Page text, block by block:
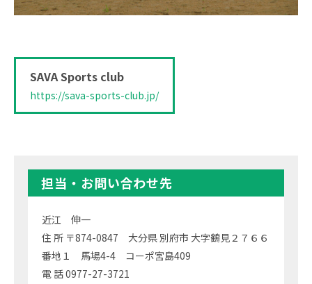
SAVA Sports club
https://sava-sports-club.jp/
担当・お問い合わせ先
近江 伸一
住 所 〒874-0847 大分県 別府市 大字鶴見２７６６
番地１ 馬場4-4 コーポ宮島409
電 話 0977-27-3721